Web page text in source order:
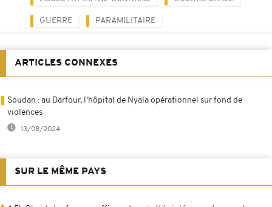
GUERRE PARAMILITAIRE
ARTICLES CONNEXES
Soudan : au Darfour, l'hôpital de Nyala opérationnel sur fond de
violences
13/08/2024
SUR LE MÊME PAYS